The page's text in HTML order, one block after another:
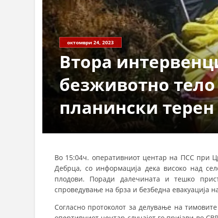
октомври 24, 2023
Втора
безживотно
планински терен
Во 15:04ч. оперативниот центар на ПСС при
Дебрца, со информација дека високо над
плодови. Поради далечината и тешко
спроведување на брза и безбедна евакуација
Согласно протоколот за делување на